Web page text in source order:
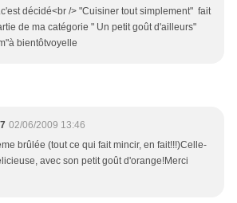
décidé<br /> "Cuisiner tout simplement" fait
de ma catégorie " Un petit goût d'ailleurs"
bientôtvoyelle
02/06/2009 13:46
brûlée (tout ce qui fait mincir, en fait!!!)Celle-
avec son petit goût d'orange!Merci